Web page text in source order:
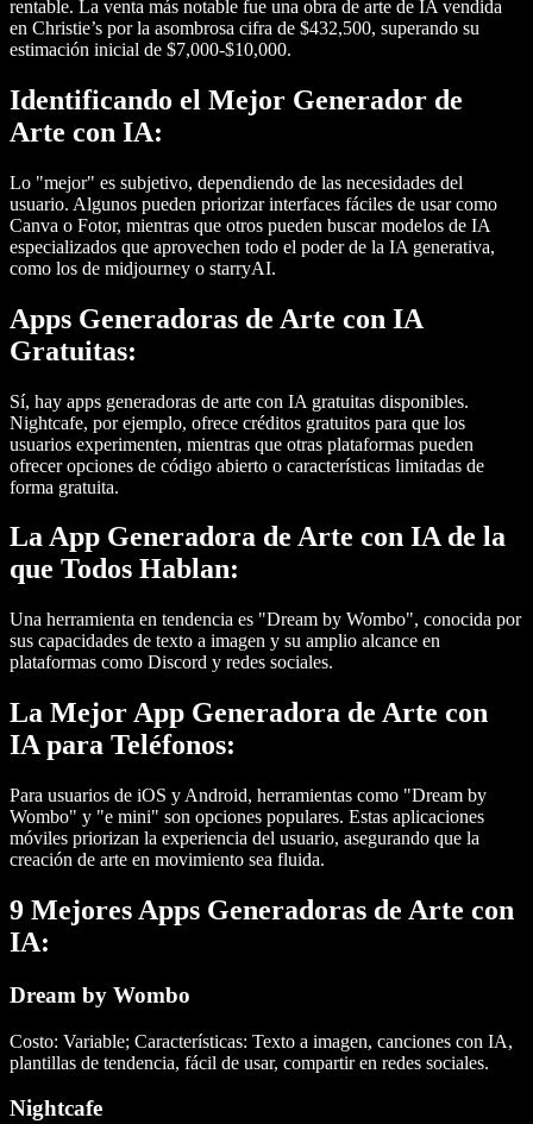
rentable. La venta más notable fue una obra de arte de IA vendida
en Christie’s por la asombrosa cifra de $432,500, superando su
estimación inicial de $7,000-$10,000.
Identificando el Mejor Generador de
Arte con IA:
Lo "mejor" es subjetivo, dependiendo de las necesidades del
usuario. Algunos pueden priorizar interfaces fáciles de usar como
Canva o Fotor, mientras que otros pueden buscar modelos de IA
especializados que aprovechen todo el poder de la IA generativa,
como los de midjourney o starryAI.
Apps Generadoras de Arte con IA
Gratuitas:
Sí, hay apps generadoras de arte con IA gratuitas disponibles.
Nightcafe, por ejemplo, ofrece créditos gratuitos para que los
usuarios experimenten, mientras que otras plataformas pueden
ofrecer opciones de código abierto o características limitadas de
forma gratuita.
La App Generadora de Arte con IA de la
que Todos Hablan:
Una herramienta en tendencia es "Dream by Wombo", conocida por
sus capacidades de texto a imagen y su amplio alcance en
plataformas como Discord y redes sociales.
La Mejor App Generadora de Arte con
IA para Teléfonos:
Para usuarios de iOS y Android, herramientas como "Dream by
Wombo" y "e mini" son opciones populares. Estas aplicaciones
móviles priorizan la experiencia del usuario, asegurando que la
creación de arte en movimiento sea fluida.
9 Mejores Apps Generadoras de Arte con
IA:
Dream by Wombo
Costo: Variable; Características: Texto a imagen, canciones con IA,
plantillas de tendencia, fácil de usar, compartir en redes sociales.
Nightcafe